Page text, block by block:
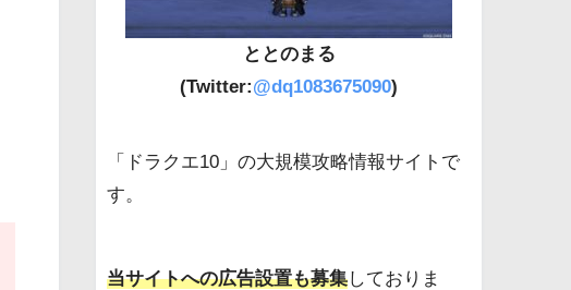
ととのまる
(Twitter:@dq1083675090)
「ドラクエ10」の大規模攻略情報サイトで
す。
当サイトへの広告設置も募集しておりま